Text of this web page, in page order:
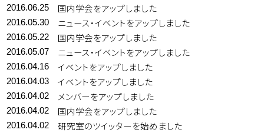
2016.06.25 国内学会をアップしました
2016.05.30 ニュース・イベントをアップしました
2016.05.22 国内学会をアップしました
2016.05.07 ニュース・イベントをアップしました
2016.04.16 イベントをアップしました
2016.04.03 イベントをアップしました
2016.04.02 メンバーをアップしました
2016.04.02 国内学会をアップしました
2016.04.02 研究室のツイッターを始めました